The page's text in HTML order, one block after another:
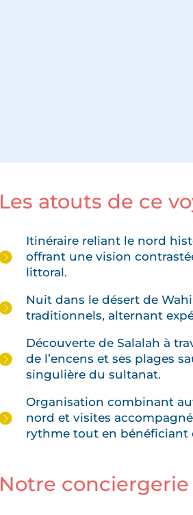
Les atouts de ce
Itinéraire reliant le nord
offrant une vision
littoral.
Nuit dans le désert de
traditionnels, alternant
Découverte de Salalah à
de l’encens et ses plages
singulière du sultanat.
Organisation combinant
nord et visites
rythme tout en bénéficiant
Notre